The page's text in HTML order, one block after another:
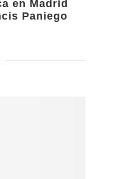
en Madrid
Paniego